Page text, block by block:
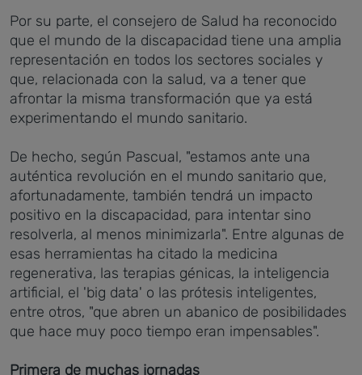
Por su parte, el consejero de Salud ha reconocido
que el mundo de la discapacidad tiene una amplia
representación en todos los sectores sociales y
que, relacionada con la salud, va a tener que
afrontar la misma transformación que ya está
experimentando el mundo sanitario.
De hecho, según Pascual, "estamos ante una
auténtica revolución en el mundo sanitario que,
afortunadamente, también tendrá un impacto
positivo en la discapacidad, para intentar sino
resolverla, al menos minimizarla". Entre algunas de
esas herramientas ha citado la medicina
regenerativa, las terapias génicas, la inteligencia
artificial, el 'big data' o las prótesis inteligentes,
entre otros, "que abren un abanico de posibilidades
que hace muy poco tiempo eran impensables".
Primera de muchas jornadas